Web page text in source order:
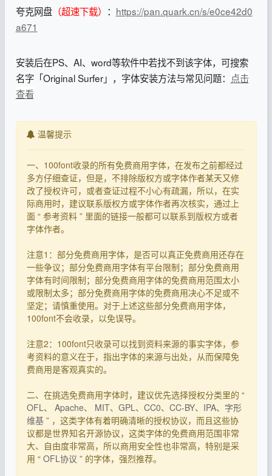
夸克网盘（超速下载） ： https://pan.quark.cn/s/e0ce42d0
a671
安装后在PS、AI、word等软件中若找不到该字体，可搜索
名字「Original Surfer」，字体安装方法与常见问题： 点击
查看
温馨提示
一、100font收录的所有免费商用字体，在发布之前都经过
多方仔细查证，但是，不排除版权方或字体作者某天又修
改了授权许可，或者查证过程不小心有疏漏，所以，在实
际商用时，建议联系版权方或字体作者再次核实，通过上
面 “ 参考资料 ” 里面的链接一般都可以联系到版权方或者
字体作者。
注意1：部分免费商用字体，是否可以真正免费商用还存在
一些争议；部分免费商用字体有平台限制；部分免费商用
字体有时间限制；部分免费商用字体的免费商用范围太小
或限制太多；部分免费商用字体的免费商用决心不足或不
坚定；请慎重使用。对于上述这些部分免费商用字体，
100font不会收录，以免误导。
注意2：100font只收录可以找到资料来源的事实字体，参
考资料的意义在于，指出字体的来源与出处，从而保障免
费商用是客观真实的。
二、在挑选免费商用字体时，建议优先选择授权分类里的 “
OFL、 Apache、 MIT、 GPL、 CC0、 CC-BY、 IPA、 字形
维基 ” ，这类字体有着明确清晰的授权协议，而且这些协
议都是世界知名开源协议，这类字体的免费商用范围非常
大、自由度非常高，所以商用安全性也非常高，特别是采
用 “ OFL协议 ” 的字体，强烈推荐。